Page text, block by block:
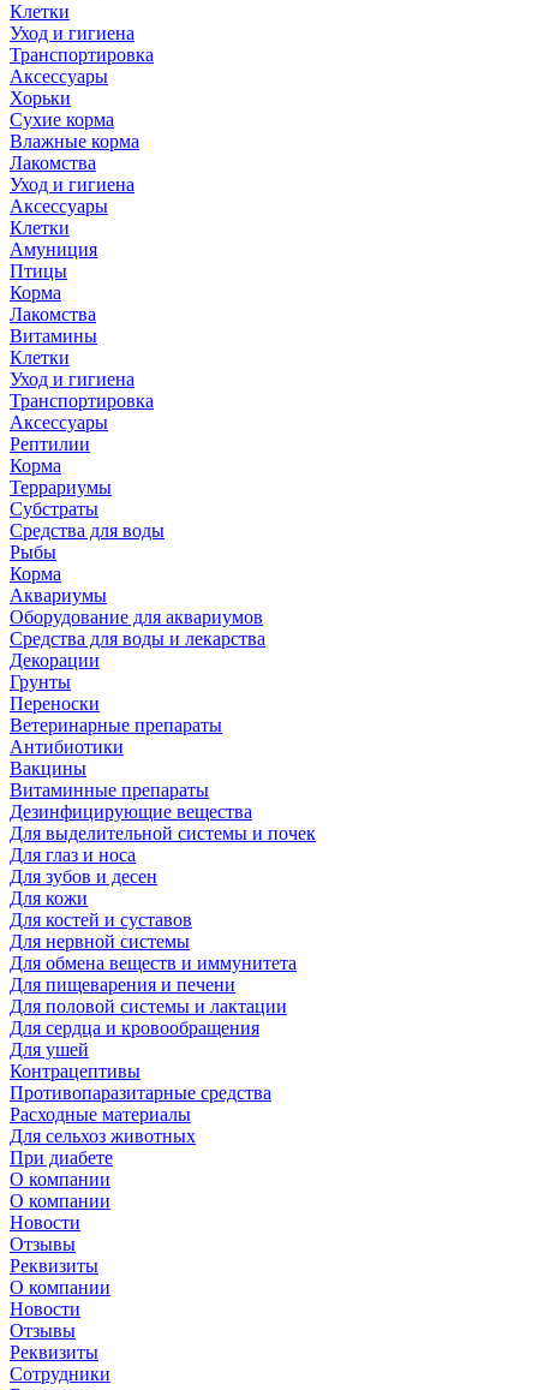
Клетки
Уход и гигиена
Транспортировка
Аксессуары
Хорьки
Сухие корма
Влажные корма
Лакомства
Уход и гигиена
Аксессуары
Клетки
Амуниция
Птицы
Корма
Лакомства
Витамины
Клетки
Уход и гигиена
Транспортировка
Аксессуары
Рептилии
Корма
Террариумы
Субстраты
Средства для воды
Рыбы
Корма
Аквариумы
Оборудование для аквариумов
Средства для воды и лекарства
Декорации
Грунты
Переноски
Ветеринарные препараты
Антибиотики
Вакцины
Витаминные препараты
Дезинфицирующие вещества
Для выделительной системы и почек
Для глаз и носа
Для зубов и десен
Для кожи
Для костей и суставов
Для нервной системы
Для обмена веществ и иммунитета
Для пищеварения и печени
Для половой системы и лактации
Для сердца и кровообращения
Для ушей
Контрацептивы
Противопаразитарные средства
Расходные материалы
Для сельхоз животных
При диабете
О компании
О компании
Новости
Отзывы
Реквизиты
О компании
Новости
Отзывы
Реквизиты
Сотрудники